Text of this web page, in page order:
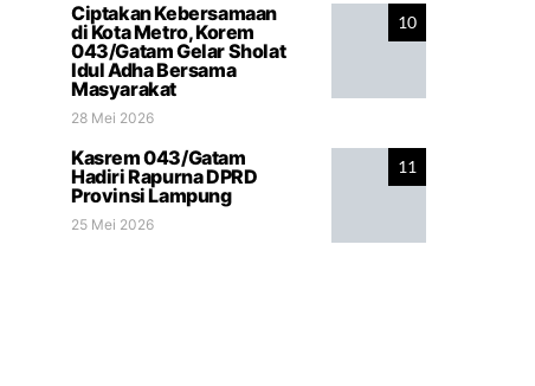
10
Ciptakan Kebersamaan
di Kota Metro, Korem
043/Gatam Gelar Sholat
Idul Adha Bersama
Masyarakat
28 Mei 2026
11
Kasrem 043/Gatam
Hadiri Rapurna DPRD
Provinsi Lampung
25 Mei 2026